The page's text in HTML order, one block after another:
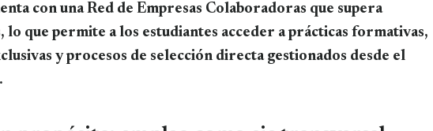
con una Red de Empresas Colaboradoras que supera
lo que permite a los estudiantes acceder a prácticas formativas,
y procesos de selección directa gestionados desde el